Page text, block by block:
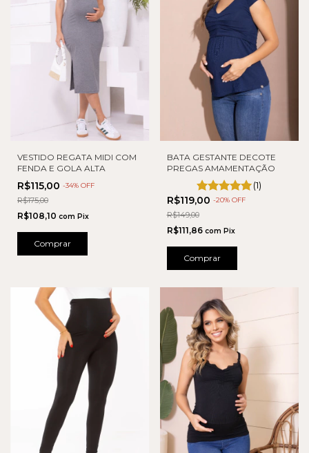
VESTIDO REGATA MIDI COM
FENDA E GOLA ALTA
R$115,00 -34% OFF
R$175,00
R$108,10 com Pix
Comprar
BATA GESTANTE DECOTE
PREGAS AMAMENTAÇÃO
(1)
R$119,00 -20% OFF
R$149,00
R$111,86 com Pix
Comprar